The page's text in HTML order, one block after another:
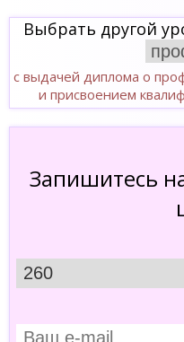
Выбрать другой
с выдачей диплома о
и присвоением
Запишитесь